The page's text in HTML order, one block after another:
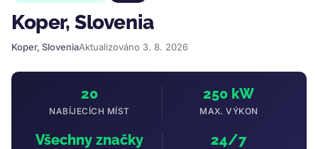
Koper, Slovenia
Koper, SloveniaAktualizováno 3. 8. 2026
20
NABÍJECÍCH MÍST
250 kW
MAX. VÝKON
Všechny značky 24/7